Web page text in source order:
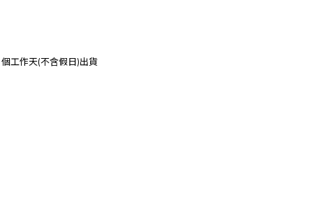
個工作天(不含假日)出貨